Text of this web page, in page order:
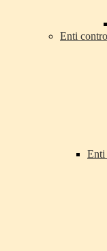
Enti
Enti